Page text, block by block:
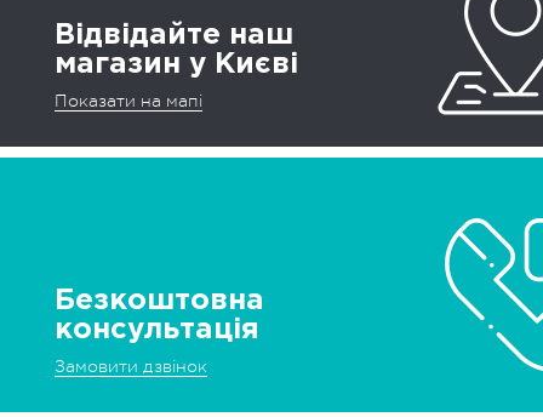
Відвідайте наш
магазин у Києві
Показати на мапі
Безкоштовна
консультація
Замовити дзвінок